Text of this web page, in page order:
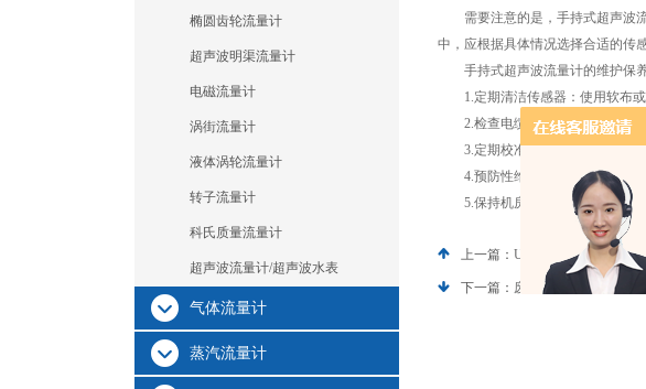
椭圆齿轮流量计
超声波明渠流量计
电磁流量计
涡街流量计
液体涡轮流量计
转子流量计
科氏质量流量计
超声波流量计/超声波水表
气体流量计
蒸汽流量计
需要注意的是，手持式超声波流
中，应根据具体情况选择合适的传
手持式超声波流量计的维护保养
1.定期清洁传感器：使用软布或
2.检查电缆连接：定期检查电缆
3.定期校准：根据设备使用手册
4.预防性维护：定期检查流量计
5.保持机房环境整洁：保持安装
上一篇： UHCM超声波热量表
下一篇： 废水/污水流量计的六